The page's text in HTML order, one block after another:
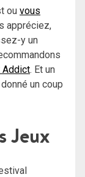
ou vous
appréciez,
y un
Addict. Et un
un coup
Jeux